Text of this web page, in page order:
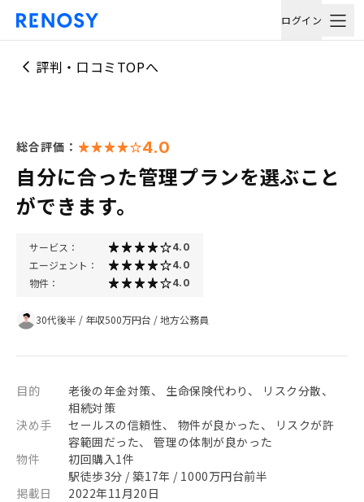
ログイン
評判・口コミTOPへ
総合評価： 4.0
自分に合った管理プランを選ぶこと
ができます。
サービス： 4.0
エージェント： 4.0
物件： 4.0
30代後半 / 年収500万円台 /地方公務員
目的
老後の年金対策、 生命保険代わり、 リスク分散、
相続対策
決め手
セールスの信頼性、 物件が良かった、 リスクが許
容範囲だった、 管理の体制が良かった
物件
初回購入1件
駅徒歩3分 / 築17年 / 1000万円台前半
掲載日
2022年11月20日